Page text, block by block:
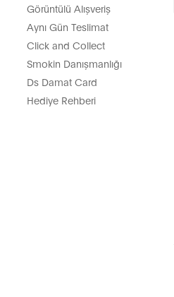
Görüntülü Alışveriş
Aynı Gün Teslimat
Click and Collect
Smokin Danışmanlığı
Ds Damat Card
Hediye Rehberi